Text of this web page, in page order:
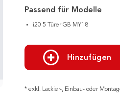
Passend für Modelle
i20 5 Türer GB MY18
Hinzufügen
* exkl. Lackier-, Einbau- oder